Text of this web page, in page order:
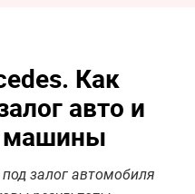
Как
авто и
машины
залог автомобиля